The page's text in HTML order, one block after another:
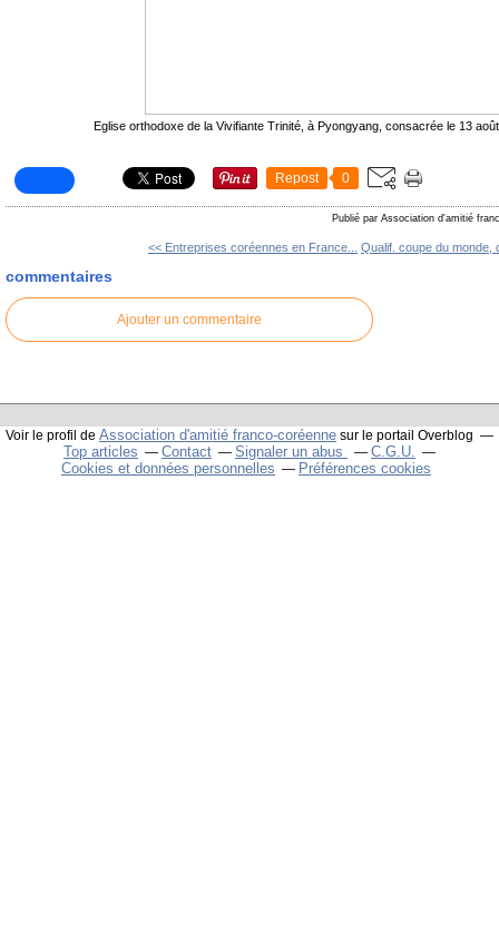
Eglise orthodoxe de la Vivifiante Trinité, à Pyongyang, consacrée le 13
Repost 0
Publié par Association d'amitié
<< Entreprises coréennes en France... Qualif. coupe du monde,
commentaires
Ajouter un commentaire
Voir le profil de Association d'amitié franco-coréenne sur le portail Overblog
Top articles Contact Signaler un abus
C.G.U.
Cookies et données personnelles
Préférences cookies